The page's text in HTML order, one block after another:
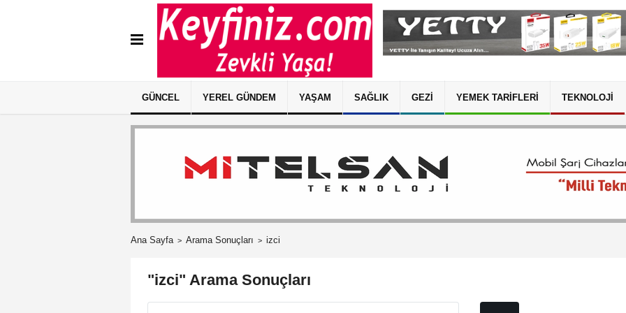
GÜNCEL YEREL GÜNDEM YAŞAM SAĞLIK GEZI YEMEK TARIFLERI TEKNOLOJI
Ana Sayfa Arama Sonuçları izci
"izci" Arama Sonuçları